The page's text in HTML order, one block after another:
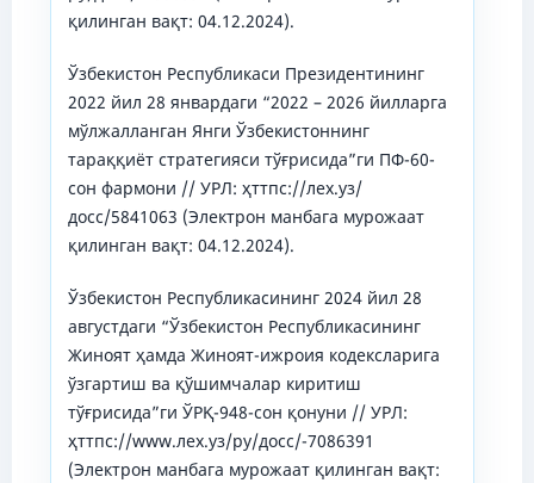
қилинган вақт: 04.12.2024).
Ўзбекистон Республикаси Президентининг
2022 йил 28 январдаги “2022 – 2026 йилларга
мўлжалланган Янги Ўзбекистоннинг
тараққиёт стратегияси тўғрисида”ги ПФ-60-
сон фармони // УРЛ: ҳттпс://лех.уз/
доcс/5841063 (Электрон манбага мурожаат
қилинган вақт: 04.12.2024).
Ўзбекистон Республикасининг 2024 йил 28
августдаги “Ўзбекистон Республикасининг
Жиноят ҳамда Жиноят-ижроия кодексларига
ўзгартиш ва қўшимчалар киритиш
тўғрисида”ги ЎРҚ-948-сон қонуни // УРЛ:
ҳттпс://www.лех.уз/ру/доcс/-7086391
(Электрон манбага мурожаат қилинган вақт: